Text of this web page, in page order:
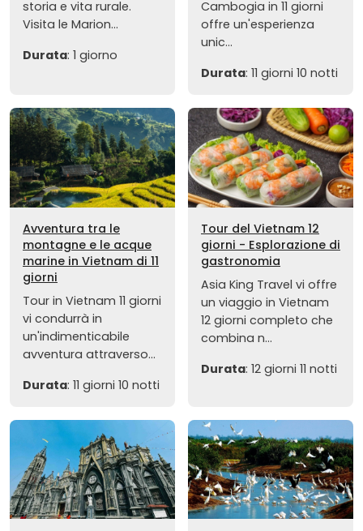
storia e vita rurale.
Visita le Marion...
Durata: 1 giorno
Cambogia in 11 giorni
offre un'esperienza
unic...
Durata: 11 giorni 10 notti
Avventura tra le
montagne e le acque
marine in Vietnam di 11
giorni
Tour in Vietnam 11 giorni
vi condurrà in
un'indimenticabile
avventura attraverso...
Durata: 11 giorni 10 notti
Tour del Vietnam 12
giorni - Esplorazione di
gastronomia
Asia King Travel vi offre
un viaggio in Vietnam
12 giorni completo che
combina n...
Durata: 12 giorni 11 notti